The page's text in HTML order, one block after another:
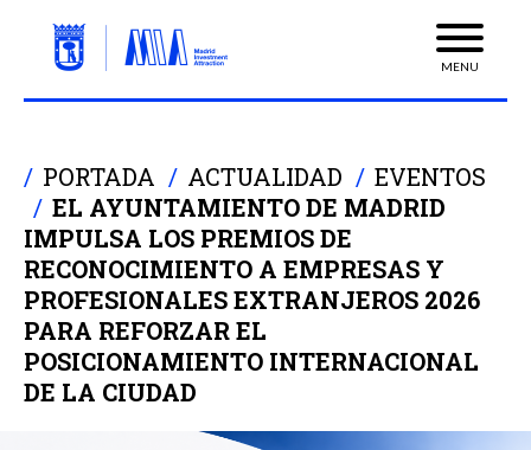
MENU
PORTADA ACTUALIDAD
EVENTOS
EL AYUNTAMIENTO DE MADRID
IMPULSA LOS PREMIOS DE
RECONOCIMIENTO A EMPRESAS Y
PROFESIONALES EXTRANJEROS 2026
PARA REFORZAR EL
POSICIONAMIENTO INTERNACIONAL
DE LA CIUDAD